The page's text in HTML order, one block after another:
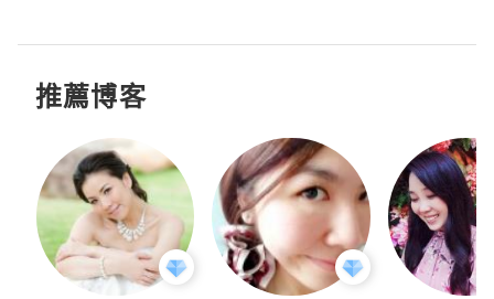
推薦博客